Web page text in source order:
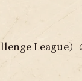
League）